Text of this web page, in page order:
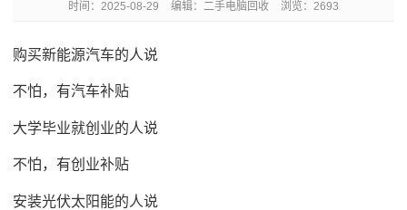
时间： 2025-08-29 编辑：二手电脑回收 浏览：2693
购买新能源汽车的人说
不怕，有汽车补贴
大学毕业就创业的人说
不怕，有创业补贴
安装光伏太阳能的人说